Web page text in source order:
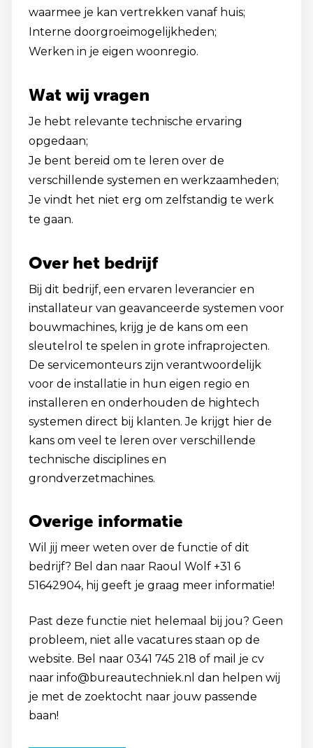
waarmee je kan vertrekken vanaf huis;
Interne doorgroeimogelijkheden;
Werken in je eigen woonregio.
Wat wij vragen
Je hebt relevante technische ervaring
opgedaan;
Je bent bereid om te leren over de
verschillende systemen en werkzaamheden;
Je vindt het niet erg om zelfstandig te werk
te gaan.
Over het bedrijf
Bij dit bedrijf, een ervaren leverancier en
installateur van geavanceerde systemen voor
bouwmachines, krijg je de kans om een
sleutelrol te spelen in grote infraprojecten.
De servicemonteurs zijn verantwoordelijk
voor de installatie in hun eigen regio en
installeren en onderhouden de hightech
systemen direct bij klanten. Je krijgt hier de
kans om veel te leren over verschillende
technische disciplines en
grondverzetmachines.
Overige informatie
Wil jij meer weten over de functie of dit
bedrijf? Bel dan naar Raoul Wolf +31 6
51642904, hij geeft je graag meer informatie!
Past deze functie niet helemaal bij jou? Geen
probleem, niet alle vacatures staan op de
website. Bel naar 0341 745 218 of mail je cv
naar info@bureautechniek.nl dan helpen wij
je met de zoektocht naar jouw passende
baan!